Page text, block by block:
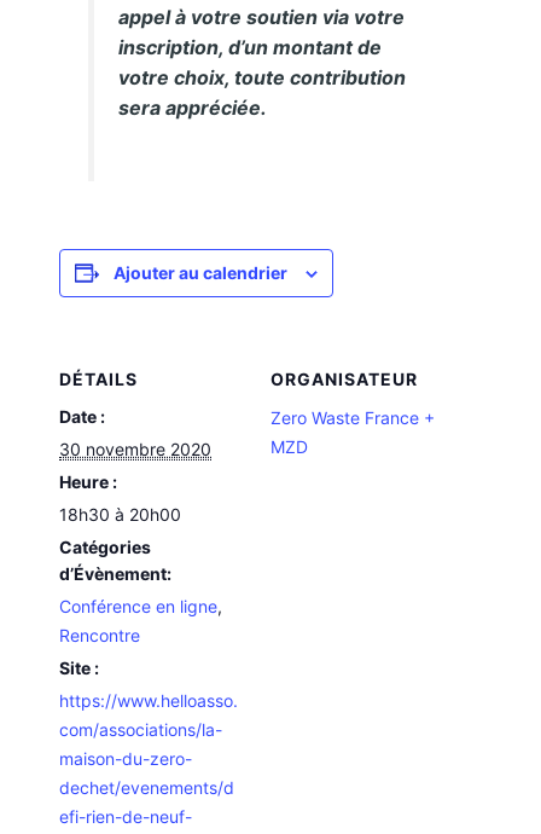
appel à votre soutien via votre
inscription, d’un montant de
votre choix, toute contribution
sera appréciée.
Ajouter au calendrier
DÉTAILS
Date :
30 novembre 2020
Heure :
18h30 à 20h00
Catégories
d’Évènement:
Conférence en ligne,
Rencontre
Site :
https://www.helloasso.
com/associations/la-
maison-du-zero-
dechet/evenements/d
efi-rien-de-neuf-
ORGANISATEUR
Zero Waste France +
MZD